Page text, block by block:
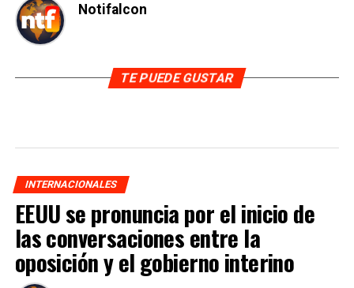
Notifalcon
TE PUEDE GUSTAR
INTERNACIONALES
EEUU se pronuncia por el inicio de
las conversaciones entre la
oposición y el gobierno interino